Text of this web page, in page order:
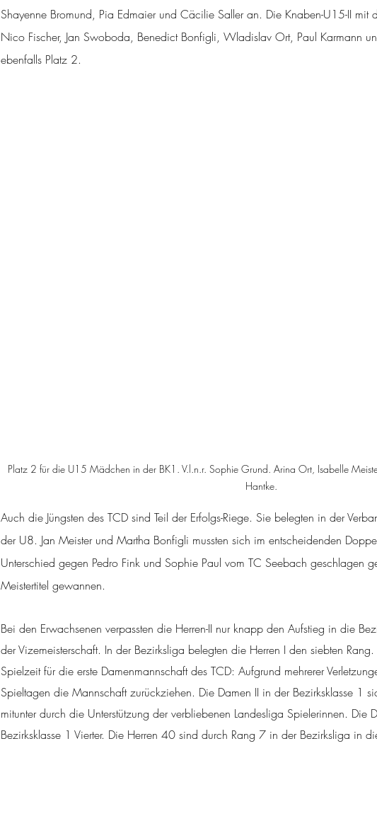
Shayenne Bromund, Pia Edmaier und Cäcilie Saller an. Die Knaben-U15-II mit
Nico Fischer, Jan Swoboda, Benedict Bonfigli, Wladislav Ort, Paul Karmann
ebenfalls Platz 2.
Platz 2 für die U15 Mädchen in der BK1. V.l.n.r. Sophie Grund. Arina Ort, Isabelle
Hantke.
Auch die Jüngsten des TCD sind Teil der Erfolgs-Riege. Sie belegten in der
der U8. Jan Meister und Martha Bonfigli mussten sich im entscheidenden
Unterschied gegen Pedro Fink und Sophie Paul vom TC Seebach geschlagen
Meistertitel gewannen.
Bei den Erwachsenen verpassten die Herren-II nur knapp den Aufstieg in die
der Vizemeisterschaft. In der Bezirksliga belegten die Herren I den siebten
Spielzeit für die erste Damenmannschaft des TCD: Aufgrund mehrerer
Spieltagen die Mannschaft zurückziehen. Die Damen II in der Bezirksklasse 1
mitunter durch die Unterstützung der verbliebenen Landesliga Spielerinnen. Die
Bezirksklasse 1 Vierter. Die Herren 40 sind durch Rang 7 in der Bezirksliga in